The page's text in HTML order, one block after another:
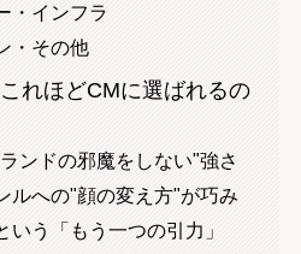
・インフラ
・その他
れほどCMに選ばれるの
ンドの邪魔をしない"強さ
ルへの"顔の変え方"が巧み
いう「もう一つの引力」